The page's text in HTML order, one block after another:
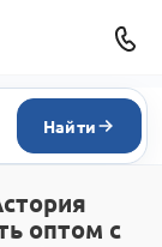
Найти
оптом с